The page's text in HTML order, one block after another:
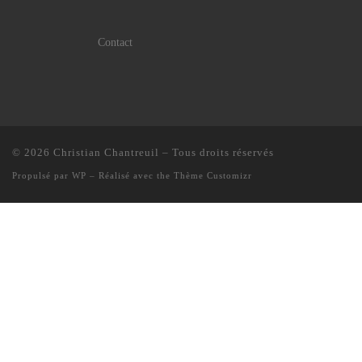
Contact
© 2026 Christian Chantreuil – Tous droits réservés
Propulsé par WP – Réalisé avec the Thème Customizr